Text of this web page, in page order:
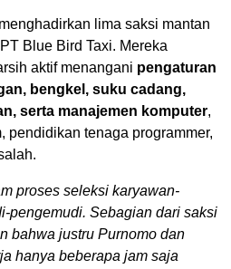
lima saksi mantan
Blue Bird Taxi. Mereka
aktif menangani pengaturan
bengkel, suku cadang,
serta manajemen komputer,
pendidikan tenaga programmer,
proses seleksi karyawan-
pengemudi. Sebagian dari saksi
bahwa justru Purnomo dan
hanya beberapa jam saja